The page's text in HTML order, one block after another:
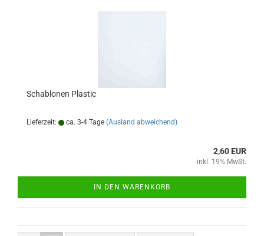
Schablonen Plastic
Lieferzeit: ca. 3-4 Tage (Ausland abweichend)
2,60 EUR
inkl. 19% MwSt.
IN DEN WARENKORB